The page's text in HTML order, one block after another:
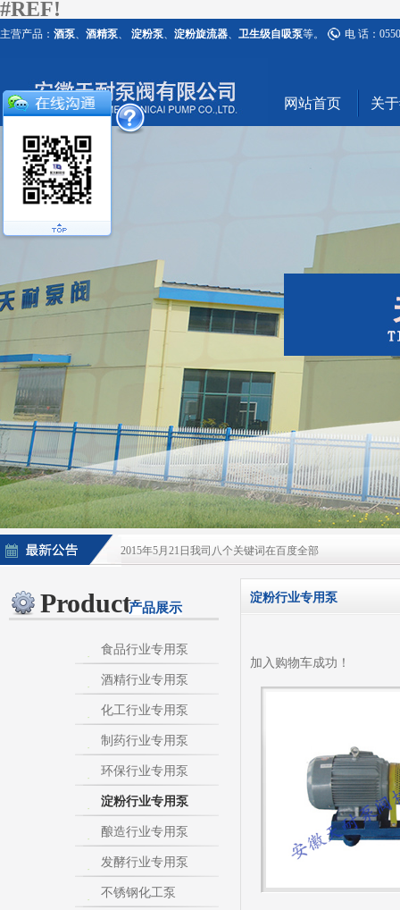
#REF!
主营产品： 酒泵、 酒精泵、 淀粉泵、 淀粉旋流器、 卫生级自吸泵等。 电 话：
网站首页 关
2015年5月21日我司八个关键词在百度全部
2015年5月21日酒泵百度排名上升
淀粉泵|卫生泵|卫生级自吸泵|淀粉旋流器|不
不锈钢自吸泵|不锈钢化工泵|酒泵|酒精泵|淀
热烈庆祝：我司与天长市千秋在线网络服务有限公
Products产品展示
食品行业专用泵
酒精行业专用泵
化工行业专用泵
制药行业专用泵
环保行业专用泵
淀粉行业专用泵
酿造行业专用泵
发酵行业专用泵
不锈钢化工泵
淀粉行业专用泵
加入购物车成功！